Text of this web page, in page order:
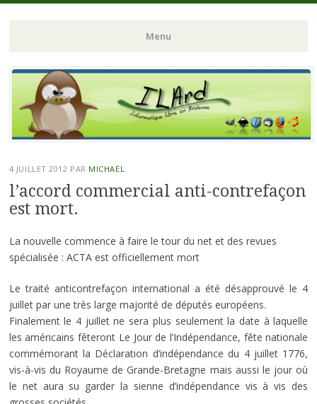
ILArd (Informatique
Libre en Ardenne)
Menu
Aller
contenu
principal
4 JUILLET 2012 PAR MICHAËL
l’accord commercial anti-contrefaçon
est mort.
La nouvelle commence à faire le tour du net et des revues
spécialisée : ACTA est officiellement mort
Le traité anticontrefaçon international a été désapprouvé le 4
juillet par une très large majorité de députés européens.
Finalement le 4 juillet ne sera plus seulement la date à laquelle
les américains fêteront Le Jour de l’Indépendance, fête nationale
commémorant la Déclaration d’indépendance du 4 juillet 1776,
vis-à-vis du Royaume de Grande-Bretagne mais aussi le jour où
le net aura su garder la sienne d’indépendance vis à vis des